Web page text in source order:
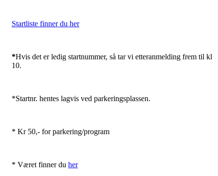
Startliste finner du her
*Hvis det er ledig startnummer, så tar vi etteranmelding frem til kl
10.
*Startnr. hentes lagvis ved parkeringsplassen.
* Kr 50,- for parkering/program
* Været finner du her